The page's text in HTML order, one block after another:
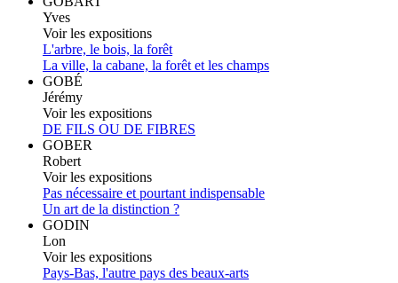
Yves
Voir les expositions
L'arbre, le bois, la forêt
La ville, la cabane, la forêt et les champs
GOBÉ
Jérémy
Voir les expositions
DE FILS OU DE FIBRES
GOBER
Robert
Voir les expositions
Pas nécessaire et pourtant indispensable
Un art de la distinction ?
GODIN
Lon
Voir les expositions
Pays-Bas, l'autre pays des beaux-arts